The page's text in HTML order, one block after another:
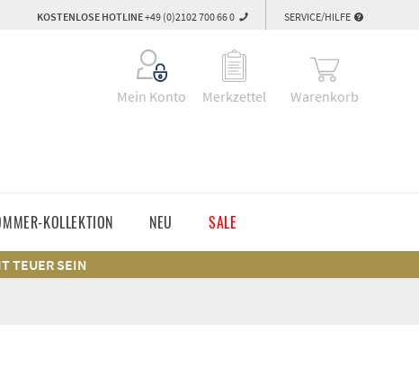
SERVICE/HILFE
KOSTENLOSE HOTLINE+49 (0)2102 700 66 0
Mein Konto Merkzettel Warenkorb
KOLLEKTION NEU SALE
TEUER SEIN